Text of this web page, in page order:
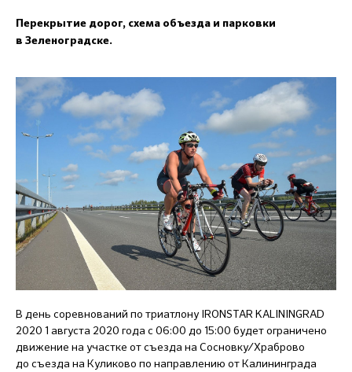
Перекрытие дорог, схема объезда и парковки
в Зеленоградске.
В день соревнований по триатлону IRONSTAR KALININGRAD
2020 1 августа 2020 года с 06:00 до 15:00 будет ограничено
движение на участке от съезда на Сосновку/Храброво
до съезда на Куликово по направлению от Калининграда